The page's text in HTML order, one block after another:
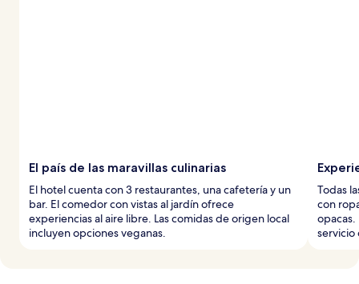
El país de las maravillas culinarias
El hotel cuenta con 3 restaurantes, una cafetería y un
bar. El comedor con vistas al jardín ofrece
experiencias al aire libre. Las comidas de origen local
incluyen opciones veganas.
Todas
con
servicio